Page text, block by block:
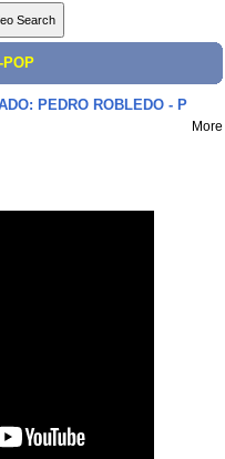
POP
PEDRO ROBLEDO - P
More